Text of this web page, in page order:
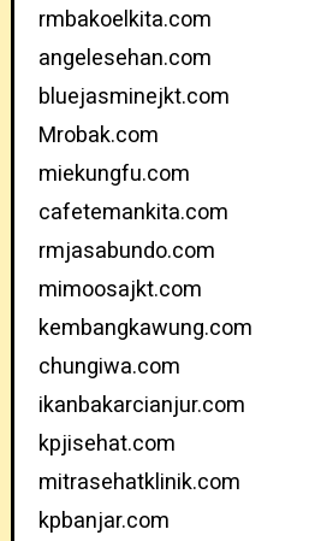
rmbakoelkita.com
angelesehan.com
bluejasminejkt.com
Mrobak.com
miekungfu.com
cafetemankita.com
rmjasabundo.com
mimoosajkt.com
kembangkawung.com
chungiwa.com
ikanbakarcianjur.com
kpjisehat.com
mitrasehatklinik.com
kpbanjar.com